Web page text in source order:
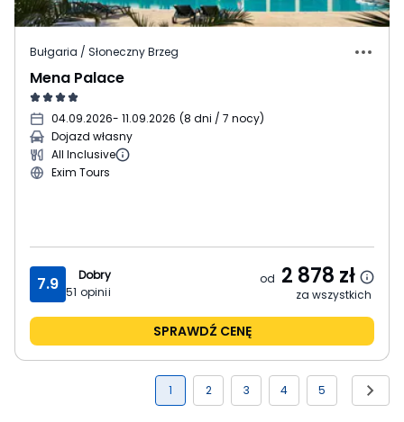
Bułgaria / Słoneczny Brzeg
Mena Palace
04.09.2026- 11.09.2026 (8 dni / 7 nocy)
Dojazd własny
All Inclusive
Exim Tours
7.9
Dobry
51 opinii
od 2 878 zł
za wszystkich
SPRAWDŹ CENĘ
1 2 3 4 5